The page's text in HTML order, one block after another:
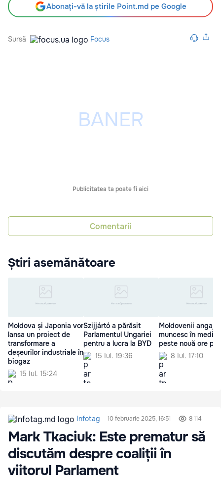
Abonați-vă la știrile Point.md pe Google
Sursă Focus
Publicitatea ta poate fi aici
Comentarii
Știri asemănătoare
Moldova și Japonia vor
lansa un proiect de
transformare a
deșeurilor industriale în
biogaz
15 Iul. 15:24
Szijjártó a părăsit
Parlamentul Ungariei
pentru a lucra la BYD
15 Iul. 19:36
Moldovenii
muncesc în medie
peste nouă ore pe
8 Iul. 17:10
Infotag 10 februarie 2025, 16:51 8 114
Mark Tkaciuk: Este prematur să
discutăm despre coaliții în
viitorul Parlament